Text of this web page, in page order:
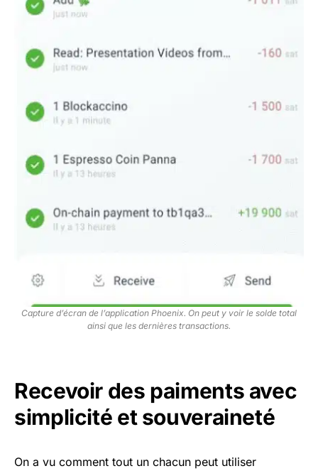
Capture d’écran de l’application Phoenix. On peut y voir le solde total
ainsi que les dernières transactions.
Recevoir des paiments avec
simplicité et souveraineté
On a vu comment tout un chacun peut utiliser